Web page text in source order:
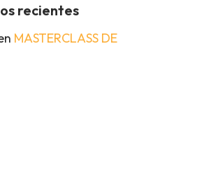
recientes
MASTERCLASS DE